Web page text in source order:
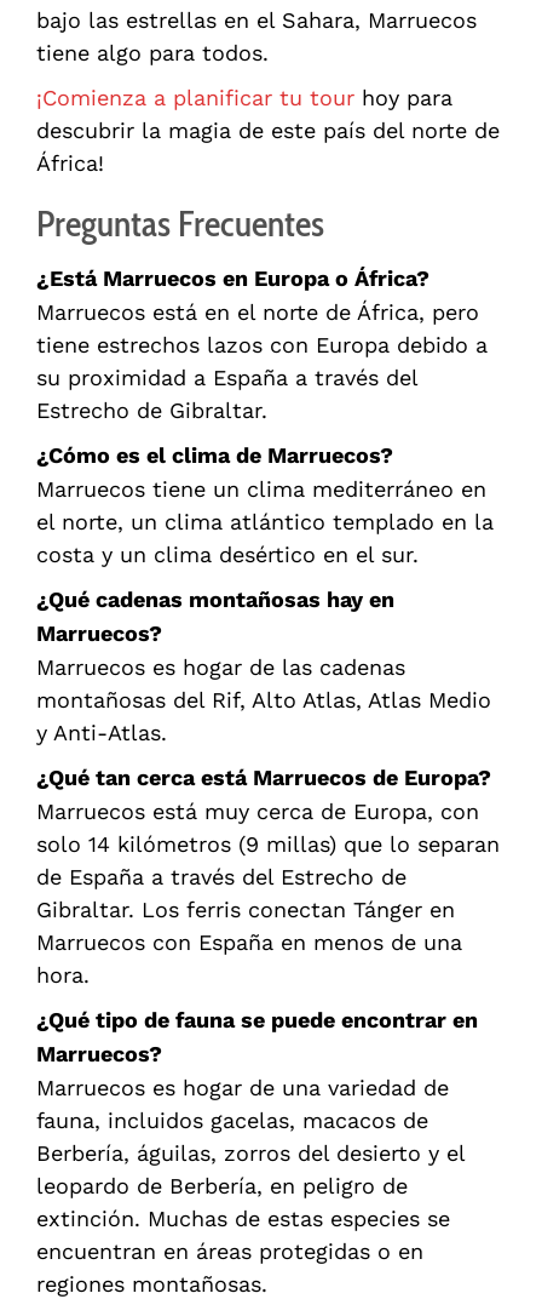
bajo las estrellas en el Sahara, Marruecos
tiene algo para todos.
¡Comienza a planificar tu tour hoy para
descubrir la magia de este país del norte de
África!
Preguntas Frecuentes
¿Está Marruecos en Europa o África?
Marruecos está en el norte de África, pero
tiene estrechos lazos con Europa debido a
su proximidad a España a través del
Estrecho de Gibraltar.
¿Cómo es el clima de Marruecos?
Marruecos tiene un clima mediterráneo en
el norte, un clima atlántico templado en la
costa y un clima desértico en el sur.
¿Qué cadenas montañosas hay en
Marruecos?
Marruecos es hogar de las cadenas
montañosas del Rif, Alto Atlas, Atlas Medio
y Anti-Atlas.
¿Qué tan cerca está Marruecos de Europa?
Marruecos está muy cerca de Europa, con
solo 14 kilómetros (9 millas) que lo separan
de España a través del Estrecho de
Gibraltar. Los ferris conectan Tánger en
Marruecos con España en menos de una
hora.
¿Qué tipo de fauna se puede encontrar en
Marruecos?
Marruecos es hogar de una variedad de
fauna, incluidos gacelas, macacos de
Berbería, águilas, zorros del desierto y el
leopardo de Berbería, en peligro de
extinción. Muchas de estas especies se
encuentran en áreas protegidas o en
regiones montañosas.